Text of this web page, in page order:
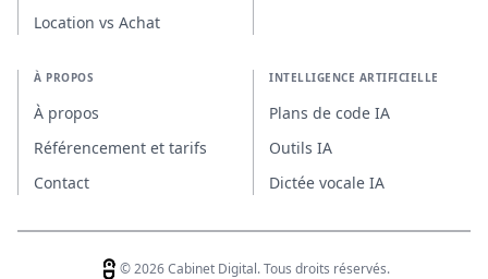
Location vs Achat
À PROPOS
À propos
Référencement et tarifs
Contact
INTELLIGENCE ARTIFICIELLE
Plans de code IA
Outils IA
Dictée vocale IA
© 2026 Cabinet Digital. Tous droits réservés.